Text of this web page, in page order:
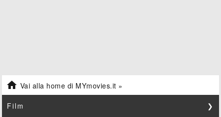
 Vai alla home di MYmovies.it »
Film ❯